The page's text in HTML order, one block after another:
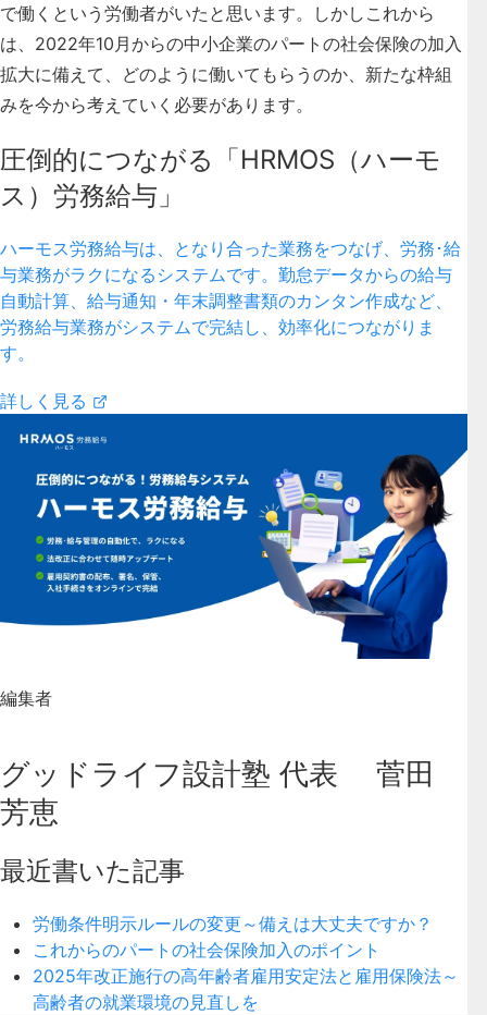
で働くという労働者がいたと思います。しかしこれから
は、2022年10月からの中小企業のパートの社会保険の加入
拡大に備えて、どのように働いてもらうのか、新たな枠組
みを今から考えていく必要があります。
圧倒的につながる「HRMOS（ハーモ
ス）労務給与」
ハーモス労務給与は、となり合った業務をつなげ、労務･給
与業務がラクになるシステムです。勤怠データからの給与
自動計算、給与通知・年末調整書類のカンタン作成など、
労務給与業務がシステムで完結し、効率化につながりま
す。
詳しく見る
編集者
グッドライフ設計塾 代表 菅田
芳恵
最近書いた記事
労働条件明示ルールの変更～備えは大丈夫ですか？
これからのパートの社会保険加入のポイント
2025年改正施行の高年齢者雇用安定法と雇用保険法～
高齢者の就業環境の見直しを